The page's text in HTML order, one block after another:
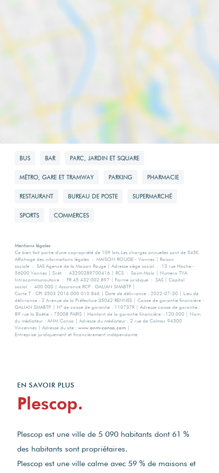
BUS BAR PARC, JARDIN ET SQUARE
MÉTRO, GARE ET TRAMWAY PARKING PHARMACIE
RESTAURANT BUREAU DE POSTE SUPERMARCHÉ
SPORTS COMMERCES
Mentions légales
Ce bien fait partie d'une copropriété de 109 lots.Les charges annuelles sont de 545€.
Affichage des informations légales : MAISON ROUGE - Vannes | Raison
sociale : SAS Agence de la Maison Rouge | Adresse siège social : 13 rue Hoche -
56000 Vannes | Siret : 43200289700416 | RCS : Saint-Malo | Numero TVA
Intracommunautaire : FR 45 432 002 897 | Forme juridique : SAS | Capital
social : 400 000 | Assurance RCP : GALIAN SMABTP |
Carte T : CPI 3503 2016 000 010 846 | Date de délivrance : 2022-07-30 | Lieu de
délivrance : 2 Avenue de la Préfecture 35042 RENNES | Caisse de garantie financière :
GALIAN SMABTP. | N° de caisse de garantie : 110737R | Adresse caisse de garantie :
89 rue la Boëtie - 75008 PARIS | Montant de la garantie financière : 120 000 | Nom
du médiateur : ANM Conso | Adresse du médiateur : 2 rue de Colmar 94300
Vincennes | Adresse du site : www.anm-conso.com
Entreprise juridiquement et financièrement indépendante
EN SAVOIR PLUS
Plescop.
Plescop est une ville de 5 090 habitants dont 61 %
des habitants sont propriétaires.
Plescop est une ville calme avec 59 % de maisons et